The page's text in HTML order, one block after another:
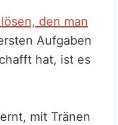
den man
Aufgaben
hat, ist es
mit Tränen